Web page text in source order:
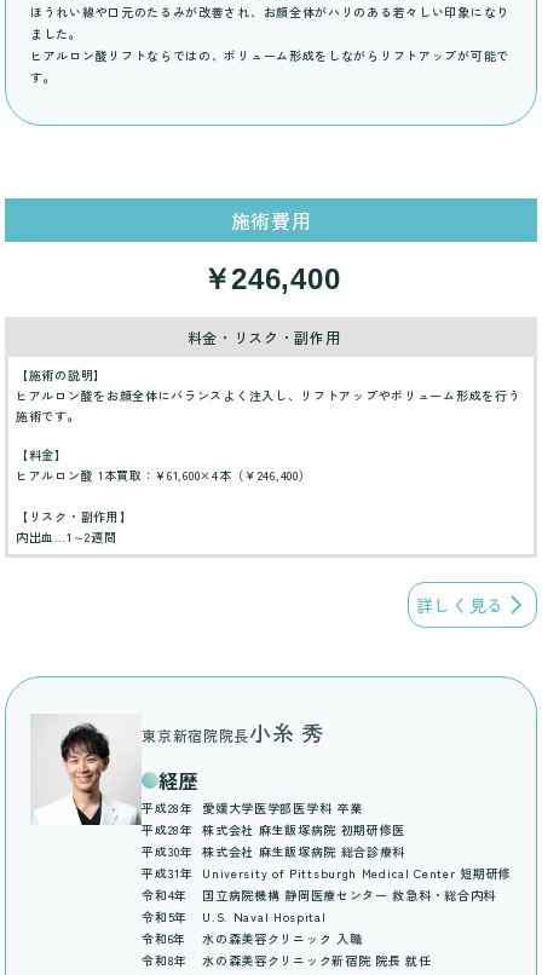
ほうれい線や口元のたるみが改善され、お顔全体がハリのある若々しい印象になり
ました。
ヒアルロン酸リフトならではの、ボリューム形成をしながらリフトアップが可能で
す。
施術費用
￥246,400
料金・リスク・副作用
【施術の説明】
ヒアルロン酸をお顔全体にバランスよく注入し、リフトアップやボリューム形成を行う
施術です。
【料金】
ヒアルロン酸 1本買取：¥61,600×4本（￥246,400）
【リスク・副作用】
内出血…1～2週間
詳しく見る
東京新宿院院長小糸 秀
経歴
平成28年
愛媛大学医学部医学科 卒業
平成28年
株式会社 麻生飯塚病院 初期研修医
平成30年
株式会社 麻生飯塚病院 総合診療科
平成31年
University of Pittsburgh Medical Center 短期研修
令和4年
国立病院機構 静岡医療センター 救急科・総合内科
令和5年
U.S. Naval Hospital
令和6年
水の森美容クリニック 入職
令和8年
水の森美容クリニック新宿院 院長 就任